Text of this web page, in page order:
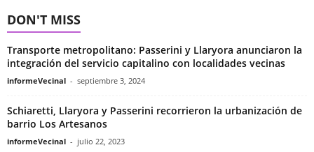
DON'T MISS
Transporte metropolitano: Passerini y Llaryora anunciaron la
integración del servicio capitalino con localidades vecinas
informeVecinal - septiembre 3, 2024
Schiaretti, Llaryora y Passerini recorrieron la urbanización de
barrio Los Artesanos
informeVecinal - julio 22, 2023